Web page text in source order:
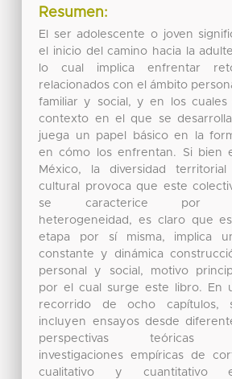
Resumen:
El ser adolescente o joven
el inicio del camino hacia la
lo cual implica enfrentar
relacionados con el ámbito
familiar y social, y en los cuales
contexto en el que se
juega un papel básico en la
en cómo los enfrentan. Si bien
México, la diversidad
cultural provoca que este
se caracterice por
heterogeneidad, es claro que
etapa por sí misma, implica
constante y dinámica
personal y social, motivo
por el cual surge este libro. En
recorrido de ocho capítulos,
incluyen ensayos desde
perspectivas teóricas
investigaciones empíricas de
cualitativo y cuantitativo